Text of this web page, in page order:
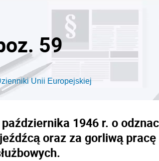
59
Unii Europejskiej
1946 r. o
oraz za gorliwą